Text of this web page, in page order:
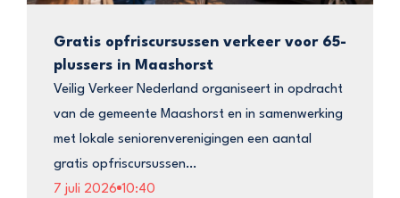
Gratis opfriscursussen verkeer voor 65-
plussers in Maashorst
Veilig Verkeer Nederland organiseert in opdracht
van de gemeente Maashorst en in samenwerking
met lokale seniorenverenigingen een aantal
gratis opfriscursussen…
7 juli 2026 10:40